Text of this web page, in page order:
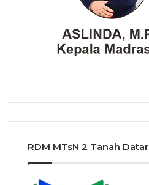
RDM MTsN 2 Tanah Datar